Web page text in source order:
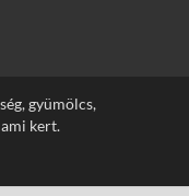
gyümölcs,
kert.